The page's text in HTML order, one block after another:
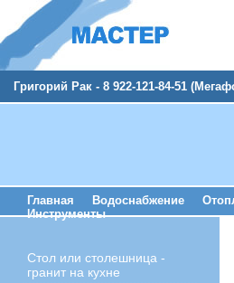
Григорий Рак - 8 922-121-84-51
Главная Водоснабжение
Инструменты
Стол или столешница -
гранит на кухне